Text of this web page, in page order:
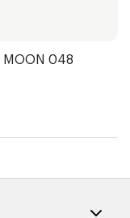
MOON 048